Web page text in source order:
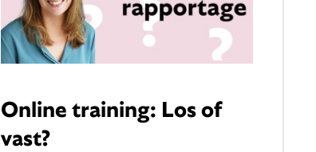
Online training: Los of
vast?